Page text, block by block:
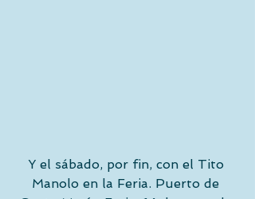
Y el sábado, por fin, con el Tito
Manolo en la Feria. Puerto de